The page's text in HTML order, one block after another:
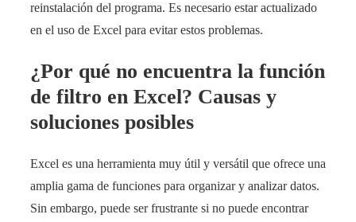
reinstalación del programa. Es necesario estar actualizado
en el uso de Excel para evitar estos problemas.
¿Por qué no encuentra la función
de filtro en Excel? Causas y
soluciones posibles
Excel es una herramienta muy útil y versátil que ofrece una
amplia gama de funciones para organizar y analizar datos.
Sin embargo, puede ser frustrante si no puede encontrar